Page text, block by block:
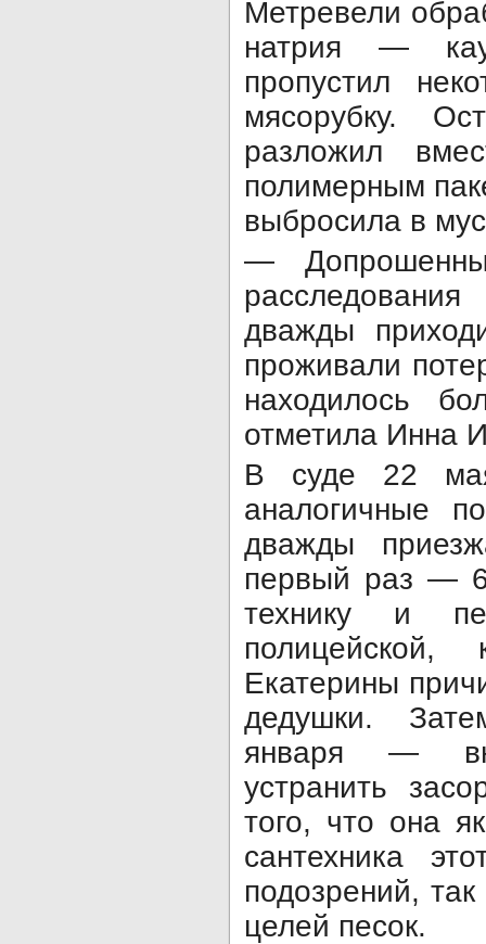
Метревели
натрия —
пропустил
мясорубку.
разложил
полимерным
выбросила в
—
дважды
проживали
находилось
отметила Инна
В суде 22
аналогичные
дважды
первый раз —
технику и
Екатерины
дедушки.
января —
устранить
того, что она
сантехника
подозрений,
целей песок.